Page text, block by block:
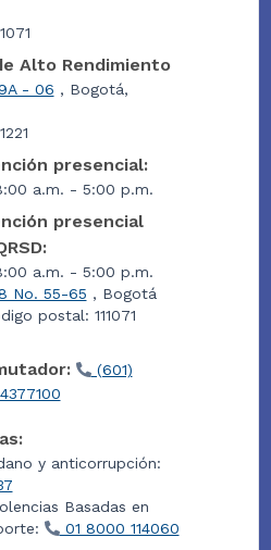
Alto Rendimiento
- 06 , Bogotá,
presencial:
a.m. - 5:00 p.m.
presencial
a.m. - 5:00 p.m.
No. 55-65 , Bogotá
postal: 111071
(601)
y anticorrupción:
Basadas en
01 8000 114060